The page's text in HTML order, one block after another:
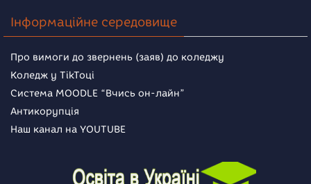
Інформаційне середовище
Про вимоги до звернень (заяв) до коледжу
Коледж у TikToці
Система MOODLE “Вчись он-лайн”
Антикорупція
Наш канал на YOUTUBE